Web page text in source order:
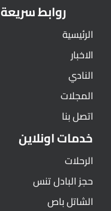
روابط سريعة
الرئيسية
الاخبار
النادي
المجلات
اتصل بنا
خدمات اونلاين
الرحلات
حجز البادل تنس
الشاتل باص